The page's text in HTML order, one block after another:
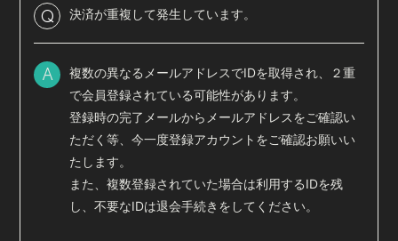
BLOG RADIO
会員登録
Q 決済が重複して発生しています。
A
複数の異なるメールアドレスでIDを取得され、２重
で会員登録されている可能性があります。
登録時の完了メールからメールアドレスをご確認い
ただく等、今一度登録アカウントをご確認お願いい
たします。
また、複数登録されていた場合は利用するIDを残
し、不要なIDは退会手続きをしてください。